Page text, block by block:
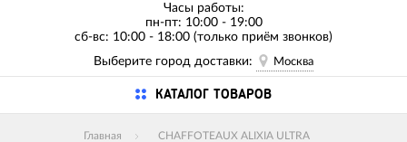
Часы работы:
пн-пт: 10:00 - 19:00
сб-вс: 10:00 - 18:00 (только приём звонков)
Выберите город доставки:
Москва
КАТАЛОГ ТОВАРОВ
Главная CHAFFOTEAUX ALIXIA ULTRA